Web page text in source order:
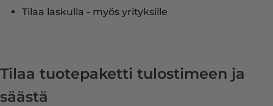
Tilaa laskulla - myös yrityksille
Tilaa tuotepaketti tulostimeen ja
säästä